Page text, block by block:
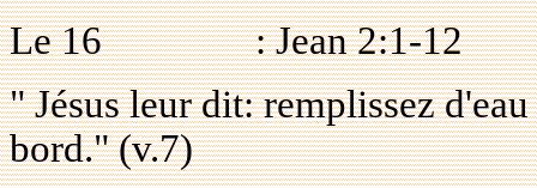
Le 16
: Jean 2:1-12
" Jésus leur dit: remplissez
bord." (v.7)